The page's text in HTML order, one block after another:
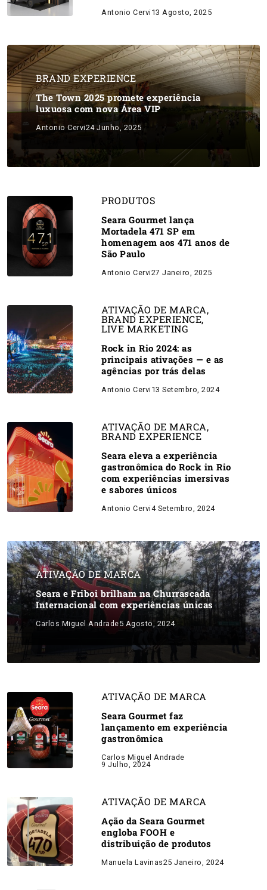
Antonio Cervi 13 Agosto, 2025
BRAND EXPERIENCE
The Town 2025 promete experiência
luxuosa com nova Área VIP
Antonio Cervi24 Junho, 2025
PRODUTOS
Seara Gourmet lança
Mortadela 471 SP em
homenagem aos 471 anos de
São Paulo
Antonio Cervi27 Janeiro, 2025
ATIVAÇÃO DE MARCA,
BRAND EXPERIENCE,
LIVE MARKETING
Rock in Rio 2024: as
principais ativações — e as
agências por trás delas
Antonio Cervi 13 Setembro, 2024
ATIVAÇÃO DE MARCA,
BRAND EXPERIENCE
Seara eleva a experiência
gastronômica do Rock in Rio
com experiências imersivas
e sabores únicos
Antonio Cervi4 Setembro, 2024
ATIVAÇÃO DE MARCA
Seara e Friboi brilham na Churrascada
Internacional com experiências únicas
Carlos Miguel Andrade5 Agosto, 2024
ATIVAÇÃO DE MARCA
Seara Gourmet faz
lançamento em experiência
gastronômica
Carlos Miguel Andrade
9 Julho, 2024
ATIVAÇÃO DE MARCA
Ação da Seara Gourmet
engloba FOOH e
distribuição de produtos
Manuela Lavinas25 Janeiro, 2024